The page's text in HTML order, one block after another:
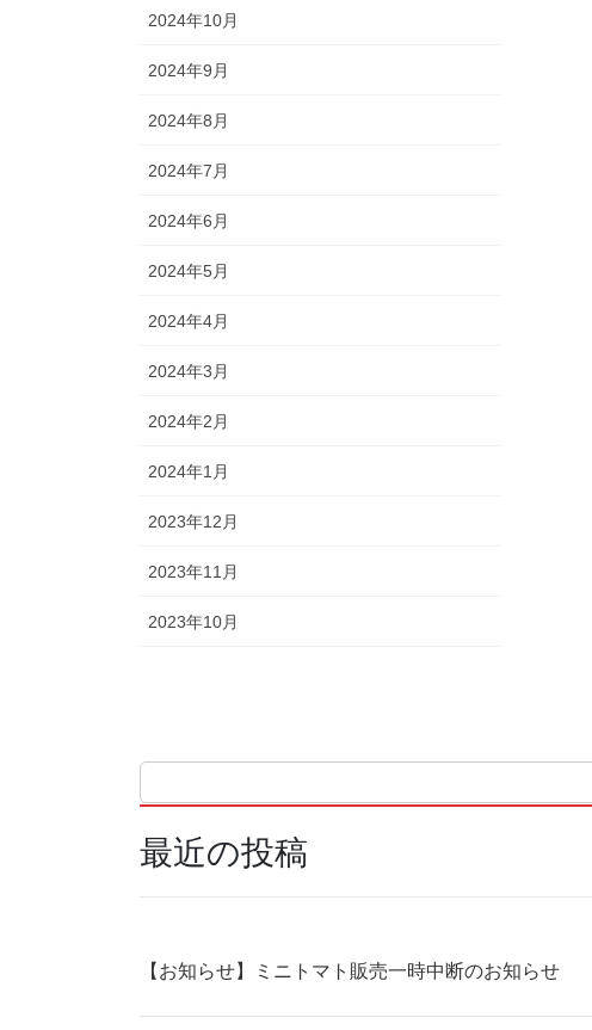
2024年10月
2024年9月
2024年8月
2024年7月
2024年6月
2024年5月
2024年4月
2024年3月
2024年2月
2024年1月
2023年12月
2023年11月
2023年10月
最近の投稿
【お知らせ】ミニトマト販売一時中断のお知らせ